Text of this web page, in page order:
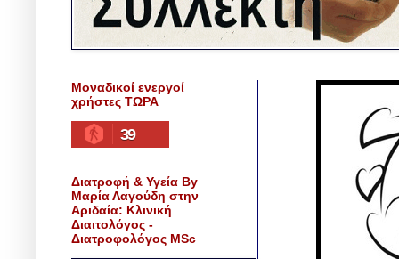
Μοναδικοί ενεργοί
χρήστες ΤΩΡΑ
39
Διατροφή & Υγεία By
Μαρία Λαγούδη στην
Αριδαία: Κλινική
Διαιτολόγος -
Διατροφολόγος MSc